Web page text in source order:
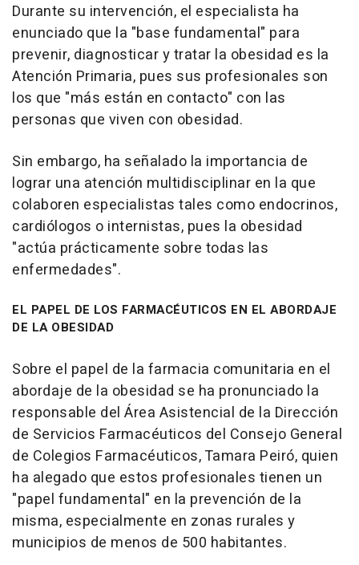
Durante su intervención, el especialista ha
enunciado que la "base fundamental" para
prevenir, diagnosticar y tratar la obesidad es la
Atención Primaria, pues sus profesionales son
los que "más están en contacto" con las
personas que viven con obesidad.
Sin embargo, ha señalado la importancia de
lograr una atención multidisciplinar en la que
colaboren especialistas tales como endocrinos,
cardiólogos o internistas, pues la obesidad
"actúa prácticamente sobre todas las
enfermedades".
EL PAPEL DE LOS FARMACÉUTICOS EN EL ABORDAJE
DE LA OBESIDAD
Sobre el papel de la farmacia comunitaria en el
abordaje de la obesidad se ha pronunciado la
responsable del Área Asistencial de la Dirección
de Servicios Farmacéuticos del Consejo General
de Colegios Farmacéuticos, Tamara Peiró, quien
ha alegado que estos profesionales tienen un
"papel fundamental" en la prevención de la
misma, especialmente en zonas rurales y
municipios de menos de 500 habitantes.